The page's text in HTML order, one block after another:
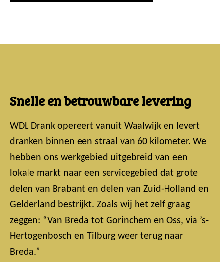
Snelle en betrouwbare levering
WDL Drank opereert vanuit Waalwijk en levert
dranken binnen een straal van 60 kilometer. We
hebben ons werkgebied uitgebreid van een
lokale markt naar een servicegebied dat grote
delen van Brabant en delen van Zuid-Holland en
Gelderland bestrijkt. Zoals wij het zelf graag
zeggen: “Van Breda tot Gorinchem en Oss, via ’s-
Hertogenbosch en Tilburg weer terug naar
Breda.”